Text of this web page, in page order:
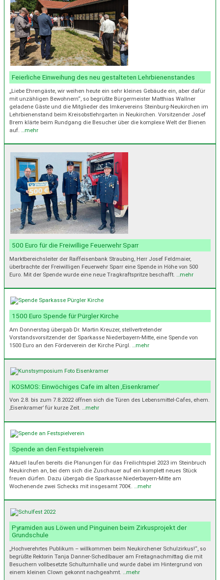
Feierliche Einweihung des neu gestalteten Lehrbienenstandes
„Liebe Ehrengäste, wir weihen heute ein sehr kleines Gebäude ein, aber dafür
mit unzähligen Bewohnern“, so begrüßte Bürgermeister Matthias Wallner
geladene Gäste und die Mitglieder des Imkervereins Steinburg-Neukirchen im
Lehrbienenstand beim Kreisobstlehrgarten in Neukirchen. Vorsitzender Josef
Brem klärte beim Rundgang die Besucher über die komplexe Welt der Bienen
auf.
…mehr
500 Euro für die Freiwillige Feuerwehr Sparr
Marktbereichsleiter der Raiffeisenbank Straubing, Herr Josef Feldmaier,
überbrachte der Freiwilligen Feuerwehr Sparr eine Spende in Höhe von 500
Euro. Mit der Spende wurde eine neue Tragkraftspritze beschafft. …mehr
1500 Euro Spende für Pürgler Kirche
Am Donnerstag übergab Dr. Martin Kreuzer, stellvertretender
Vorstandsvorsitzender der Sparkasse Niederbayern-Mitte, eine Spende von
1500 Euro an den Förderverein der Kirche Pürgl.
…mehr
KOSMOS: Einwöchiges Cafe im alten ‚Eisenkramer’
Von 2.8. bis zum 7.8.2022 öffnen sich die Türen des Lebensmittel-Cafes, ehem.
‚Eisenkramer’ für kurze Zeit. …mehr
Spende an den Festspielverein
Aktuell laufen bereits die Planungen für das Freilichtspiel 2023 im Steinbruch
Neukirchen an, bei dem sich die Zuschauer auf ein komplett neues Stück
freuen dürfen. Dazu übergab die Sparkasse Niederbayern-Mitte am
Wochenende zwei Schecks mit insgesamt 700€. …mehr
Pyramiden aus Löwen und Pinguinen beim Zirkusprojekt der
Grundschule
„Hochverehrtes Publikum – willkommen beim Neukirchener Schulzirkus!“, so
begrüßte Rektorin Tanja Danner-Schedlbauer am Freitagnachmittag die mit
Besuchern vollbesetzte Schulturnhalle und wurde dabei im Hintergrund von
einem kleinen Clown gekonnt nachgeahmt. …mehr